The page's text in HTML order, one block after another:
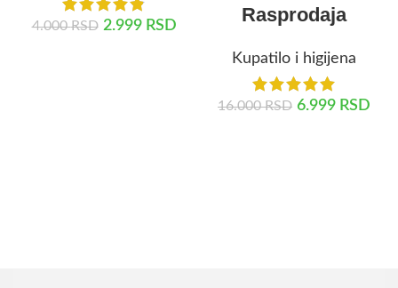
4.000RSD 2.999 RSD
Rasprodaja
Kupatilo i higijena
16.000RSD 6.999 RSD